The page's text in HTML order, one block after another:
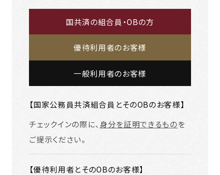
国共済の組合員・OBの方
優待利用者のお客様
一般利用者のお客様
【国家公務員共済組合員とそのOBのお客様】
チェックインの際に、 身分を証明できるものを
ご提示ください。
【優待利用者とそのOBのお客様】